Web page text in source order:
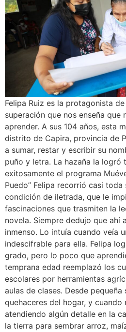
Felipa Ruiz es la protagonista
superación que nos enseña que
aprender. A sus 104 años, esta
distrito de Capira, provincia de
a sumar, restar y escribir su
puño y letra. La hazaña la logró
exitosamente el programa
Puedo” Felipa recorrió casi toda
condición de iletrada, que le
fascinaciones que trasmiten la
novela. Siempre dedujo que ahí
inmenso. Lo intuía cuando veía
indescifrable para ella. Felipa
grado, pero lo poco que
temprana edad reemplazó los
escolares por herramientas
aulas de clases. Desde
quehaceres del hogar, y
atendiendo algún detalle en la
la tierra para sembrar arroz,